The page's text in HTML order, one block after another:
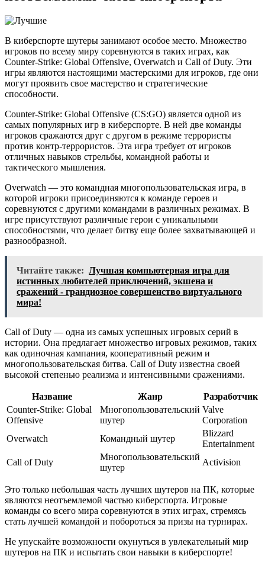
В киберспорте шутеры занимают особое место. Множество
игроков по всему миру соревнуются в таких играх, как
Counter-Strike: Global Offensive, Overwatch и Call of Duty. Эти
игры являются настоящими мастерскими для игроков, где они
могут проявить свое мастерство и стратегические
способности.
Counter-Strike: Global Offensive (CS:GO) является одной из
самых популярных игр в киберспорте. В ней две команды
игроков сражаются друг с другом в режиме террористы
против контр-террористов. Эта игра требует от игроков
отличных навыков стрельбы, командной работы и
тактического мышления.
Overwatch — это командная многопользовательская игра, в
которой игроки присоединяются к команде героев и
соревнуются с другими командами в различных режимах. В
игре присутствуют различные герои с уникальными
способностями, что делает битву еще более захватывающей и
разнообразной.
Читайте также: Лучшая компьютерная игра для
истинных любителей приключений, экшена и
сражений - грандиозное совершенство виртуального
мира!
Call of Duty — одна из самых успешных игровых серий в
истории. Она предлагает множество игровых режимов, таких
как одиночная кампания, кооперативный режим и
многопользовательская битва. Call of Duty известна своей
высокой степенью реализма и интенсивными сражениями.
Название Жанр
Разработчик
Counter-Strike: Global
Offensive
Многопользовательский
шутер
Valve
Corporation
Overwatch
Командный шутер
Blizzard
Entertainment
Call of Duty
Многопользовательский
шутер
Activision
Это только небольшая часть лучших шутеров на ПК, которые
являются неотъемлемой частью киберспорта. Игровые
команды со всего мира соревнуются в этих играх, стремясь
стать лучшей командой и побороться за призы на турнирах.
Не упускайте возможности окунуться в увлекательный мир
шутеров на ПК и испытать свои навыки в киберспорте!